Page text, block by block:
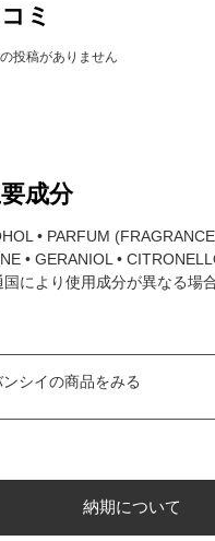
ミ
投稿がありません
成分
• PARFUM
• GERANIOL •
により使用成分が異なる場
ンシイの商品をみる
納期について